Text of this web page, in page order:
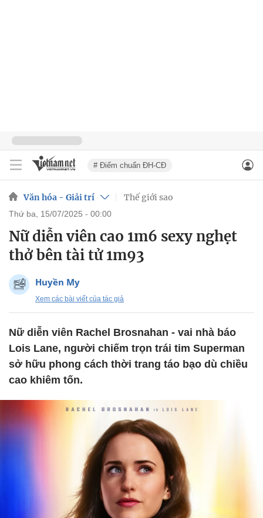
# Điểm chuẩn ĐH-CĐ
Văn hóa - Giải trí Thế giới sao
thứ ba, 15/07/2025 - 00:00
Nữ diễn viên cao 1m6 sexy nghẹt
thở bên tài tử 1m93
Huyền My
Xem các bài viết của tác giả
Nữ diễn viên Rachel Brosnahan - vai nhà báo
Lois Lane, người chiếm trọn trái tim Superman
sở hữu phong cách thời trang táo bạo dù chiều
cao khiêm tốn.